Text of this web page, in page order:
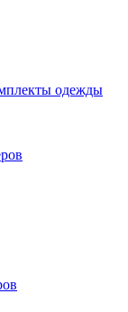
одежды